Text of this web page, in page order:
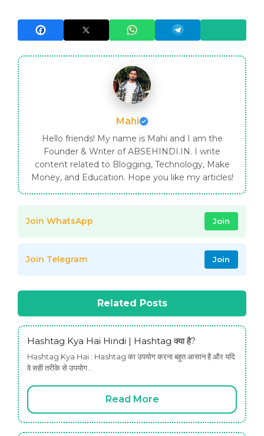
Mahi
Hello friends! My name is Mahi and I am the
Founder & Writer of ABSEHINDI.IN. I write
content related to Blogging, Technology, Make
Money, and Education. Hope you like my articles!
Join WhatsApp Join
Join Telegram Join
Related Posts
Hashtag Kya Hai Hindi | Hashtag क्या है?
Hashtag Kya Hai : Hashtag का उपयोग करना बहुत आसान है और यदि
वे सही तरीके से उपयोग…
Read More